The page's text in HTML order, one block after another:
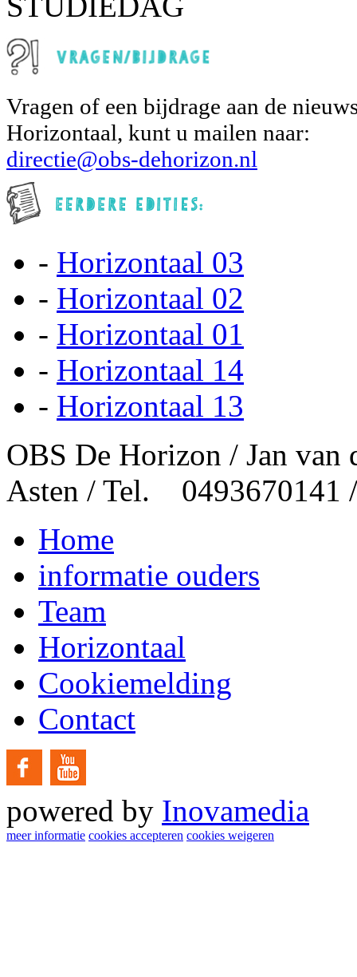
Vragen of een bijdrage aan de
Horizontaal, kunt u mailen naar:
directie@obs-dehorizon.nl
- Horizontaal 03
- Horizontaal 02
- Horizontaal 01
- Horizontaal 14
- Horizontaal 13
OBS De Horizon / Jan van
Asten / Tel. 0493670141
Home
informatie ouders
Team
Horizontaal
Cookiemelding
Contact
powered by Inovamedia
meer informatie cookies accepteren cookies weigeren